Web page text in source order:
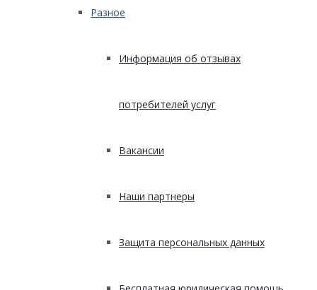
Разное
Информация об отзывах
потребителей услуг
Вакансии
Наши партнеры
Защита персональных данных